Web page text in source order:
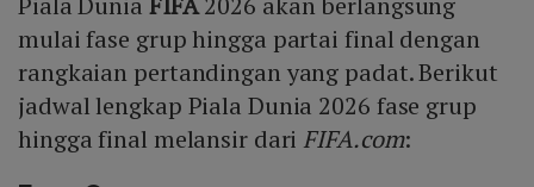
mulai fase grup hingga partai final dengan
rangkaian pertandingan yang padat. Berikut
jadwal lengkap Piala Dunia 2026 fase grup
hingga final melansir dari FIFA.com: